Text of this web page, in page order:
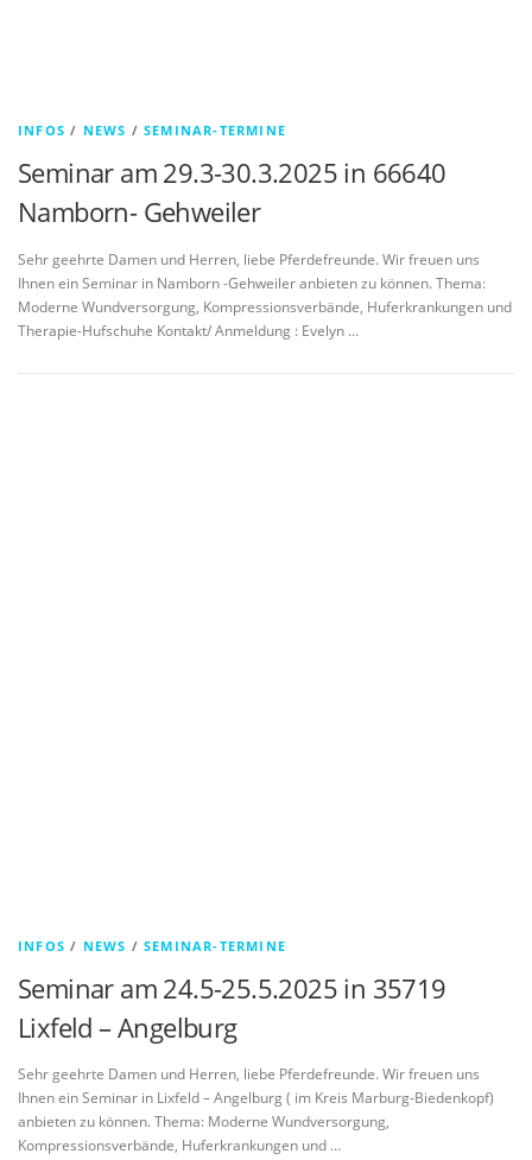
INFOS / NEWS /SEMINAR-TERMINE
Seminar am 29.3-30.3.2025 in 66640
Namborn- Gehweiler
Sehr geehrte Damen und Herren, liebe Pferdefreunde. Wir freuen uns
Ihnen ein Seminar in Namborn -Gehweiler anbieten zu können. Thema:
Moderne Wundversorgung, Kompressionsverbände, Huferkrankungen und
Therapie-Hufschuhe Kontakt/ Anmeldung : Evelyn …
INFOS / NEWS /SEMINAR-TERMINE
Seminar am 24.5-25.5.2025 in 35719
Lixfeld – Angelburg
Sehr geehrte Damen und Herren, liebe Pferdefreunde. Wir freuen uns
Ihnen ein Seminar in Lixfeld – Angelburg ( im Kreis Marburg-Biedenkopf)
anbieten zu können. Thema: Moderne Wundversorgung,
Kompressionsverbände, Huferkrankungen und …